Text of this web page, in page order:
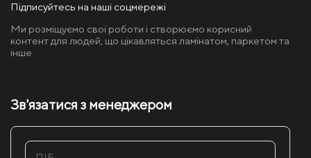
Підписуйтесь на наші соцмережі
Ми розміщуємо свої роботи і створюємо корисний
контент для людей, що цікавляться ламінатом, паркетом та
інше
Зв'язатися з менеджером